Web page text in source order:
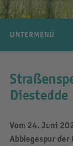
UNTERMENÜ
Diestedde
Vom 24. Juni
Abbiegespur